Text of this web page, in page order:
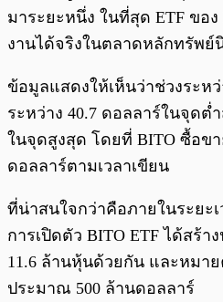
มาระยะหนึ่ง ในที่สุด ETF ของ
งานได้จริงในตลาดหลักทรัพย์
ข้อมูลแสดงให้เห็นว่าช่วงระห
ระหว่าง 40.7 ดอลลาร์ในจุดต่
ในจุดสูงสุด โดยที่ BITO ซื้อข
ดอลลาร์ตามเวลาเขียน
ที่น่าสนใจกว่าคือภายในระยะ
การเปิดตัว BITO ETF ได้สร้
11.6 ล้านหุ้นด้วยกัน และหมา
ประมาณ 500 ล้านดอลลาร์